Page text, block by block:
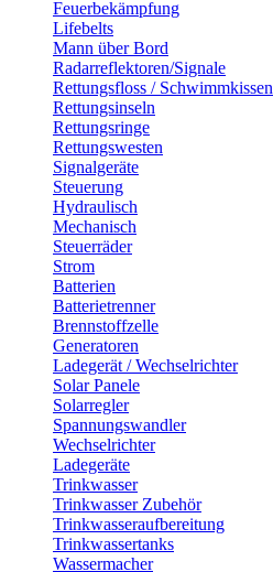
Feuerbekämpfung
Lifebelts
Mann über Bord
Radarreflektoren/Signale
Rettungsfloss / Schwimmkissen
Rettungsinseln
Rettungsringe
Rettungswesten
Signalgeräte
Steuerung
Hydraulisch
Mechanisch
Steuerräder
Strom
Batterien
Batterietrenner
Brennstoffzelle
Generatoren
Ladegerät / Wechselrichter
Solar Panele
Solarregler
Spannungswandler
Wechselrichter
Ladegeräte
Trinkwasser
Trinkwasser Zubehör
Trinkwasseraufbereitung
Trinkwassertanks
Wassermacher